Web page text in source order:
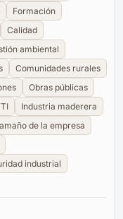
Formación
Calidad
ambiental
Comunidades rurales
Obras públicas
Industria maderera
de la empresa
industrial